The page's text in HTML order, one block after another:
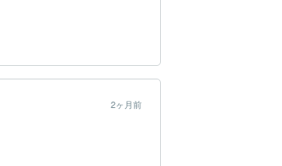
2ヶ月前